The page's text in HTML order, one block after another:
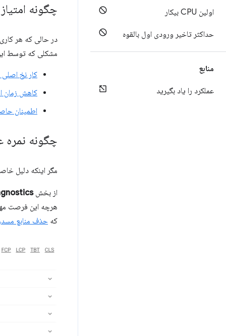
اولین CPU بیکار
حداکثر تاخیر ورودی اول بالقوه
منابع
عملکرد را یاد بگیرید
چگونه
در حالی که هر
مشکلی که توسط
کار نخ اصلی
کاهش زمان
اطمینان
چگونه نمره
مگر اینکه دلیل
از بخش
که حذف منابع